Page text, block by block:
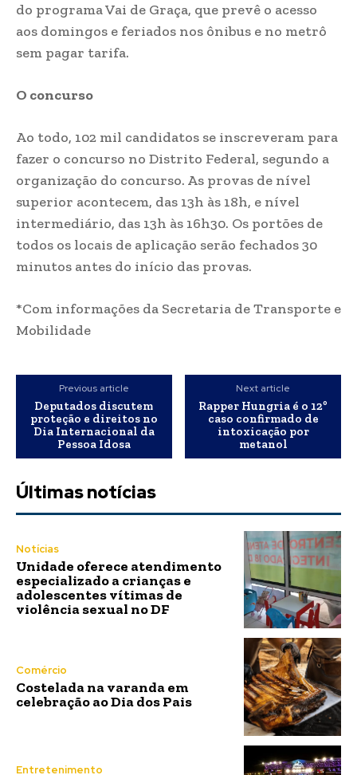
do programa Vai de Graça, que prevê o acesso
aos domingos e feriados nos ônibus e no metrô
sem pagar tarifa.
O concurso
Ao todo, 102 mil candidatos se inscreveram para
fazer o concurso no Distrito Federal, segundo a
organização do concurso. As provas de nível
superior acontecem, das 13h às 18h, e nível
intermediário, das 13h às 16h30. Os portões de
todos os locais de aplicação serão fechados 30
minutos antes do início das provas.
*Com informações da Secretaria de Transporte e
Mobilidade
Previous article
Deputados discutem
proteção e direitos no
Dia Internacional da
Pessoa Idosa
Next article
Rapper Hungria é o 12º
caso confirmado de
intoxicação por
metanol
Últimas notícias
Notícias
Unidade oferece atendimento
especializado a crianças e
adolescentes vítimas de
violência sexual no DF
Comércio
Costelada na varanda em
celebração ao Dia dos Pais
Entretenimento